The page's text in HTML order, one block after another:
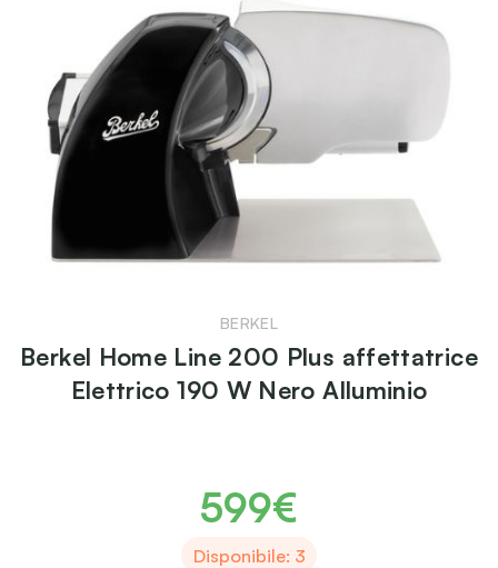
BERKEL
Berkel Home Line 200 Plus affettatrice
Elettrico 190 W Nero Alluminio
599€
Disponibile: 3